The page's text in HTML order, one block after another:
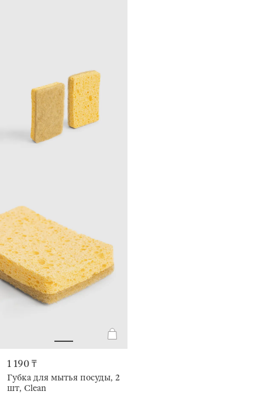
1 190 ₸
Губка для мытья посуды, 2
шт, Clean